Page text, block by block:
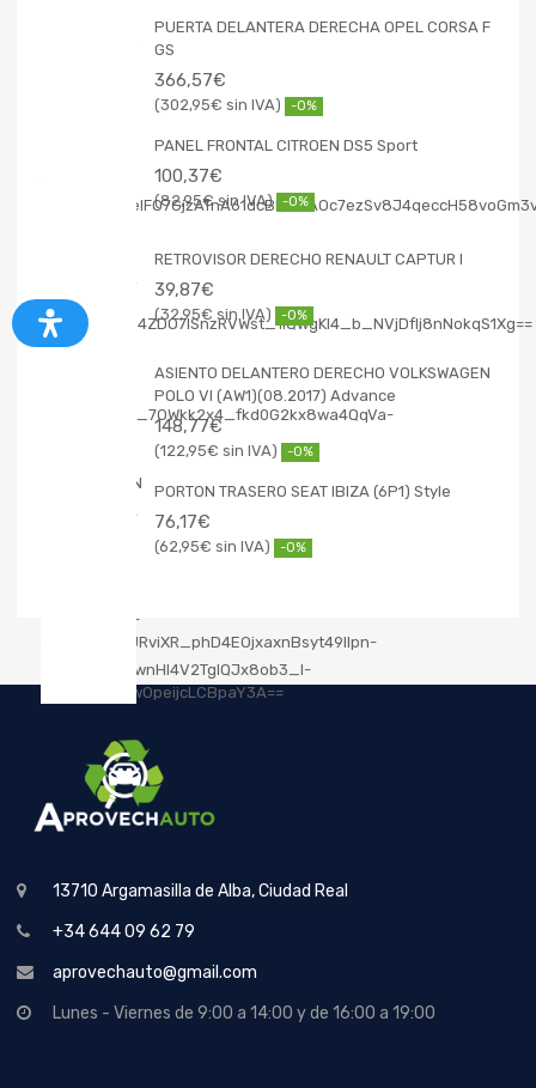
PUERTA DELANTERA DERECHA OPEL CORSA F
GS
366,57€
302,95€ -0%
PANEL FRONTAL CITROEN DS5 Sport
100,37€
82,95€ -0%
RETROVISOR DERECHO RENAULT CAPTUR I
39,87€
32,95€ -0%
ASIENTO DELANTERO DERECHO VOLKSWAGEN
POLO VI (AW1)(08.2017) Advance
148,77€
122,95€ -0%
PORTON TRASERO SEAT IBIZA (6P1) Style
76,17€
62,95€ -0%
13710 Argamasilla de Alba, Ciudad Real
+34 644 09 62 79
aprovechauto@gmail.com
Lunes - Viernes de 9:00 a 14:00 y de 16:00 a 19:00